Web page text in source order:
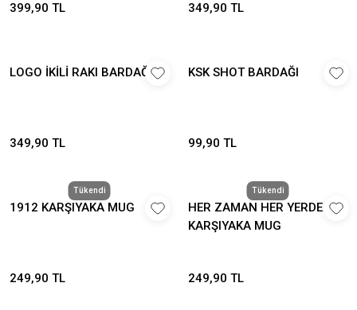
399,90 TL 349,90 TL
LOGO İKİLİ RAKI BARDAĞI
349,90 TL
KSK SHOT BARDAĞI
99,90 TL
Tükendi
1912 KARŞIYAKA MUG
249,90 TL
Tükendi
HER ZAMAN HER YERDE
KARŞIYAKA MUG
249,90 TL